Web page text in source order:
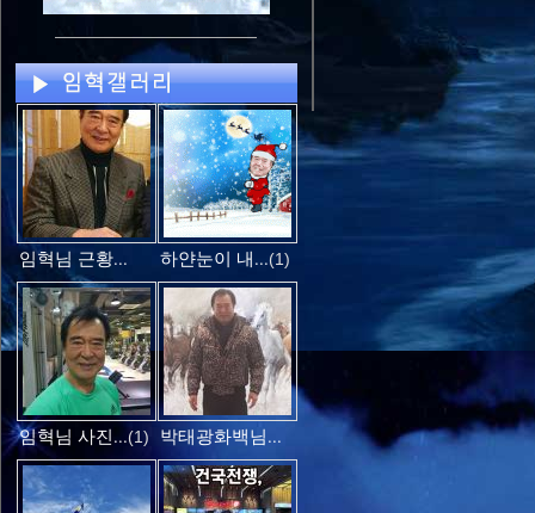
임혁님 근황... 하얀눈이 내...(1)
임혁님 사진...(1) 박태광화백님...